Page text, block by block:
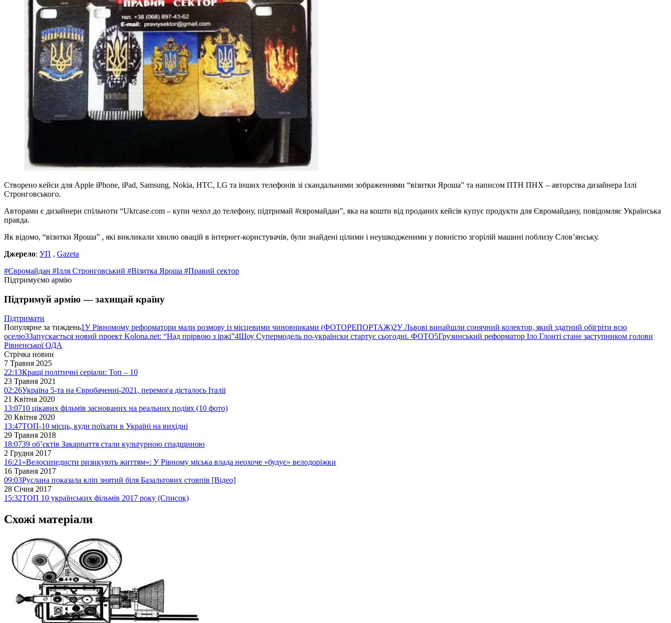
Створено кейси для Apple iPhone, iPad, Samsung, Nokia, HTC, LG та інших телефонів зі скандальними зображеннями “візитки Яроша” та написом ПТН ПНХ – авторства дизайнера Іллі
Стронговського.
Авторами є дизайнери спільноти “Ukrcase.com – купи чехол до телефону, підтримай #євромайдан”, яка на кошти від проданих кейсів купує продукти для Євромайдану, повідомляє Українська
правда.
Як відомо, “візитки Яроша” , які викликали хвилю овацій в інтернет-користувачів, були знайдені цілими і неушкодженими у повністю згорілій машині поблизу Слов’янську.
Джерело: УП , Gazeta
#Євромайдан #Ілля Стронговський #Візитка Яроша #Правий сектор
Підтримуємо армію
Підтримуй армію — захищай країну
Підтримати
Популярне за тиждень1У Рівномому реформатори мали розмову із місцевими чиновниками (ФОТОРЕПОРТАЖ)2У Львові винайшли сонячний колектор, який здатний обігріти всю
оселю3Запускається новий проект Kolona.net: “Над прірвою з іржі”4Шоу Супермодель по-українски стартує сьогодні. ФОТО5Грузинський реформатор Іло Глонті стане заступником голови
Рівненської ОДА
Стрічка новин
7 Травня 2025
22:13Кращі політичні серіали: Топ – 10
23 Травня 2021
02:26Україна 5-та на Євробаченні-2021, перемога дісталось Італіі
21 Квітня 2020
13:0710 цікавих фільмів заснованих на реальних подіях (10 фото)
20 Квітня 2020
13:47ТОП-10 місць, куди поїхати в Україні на вихідні
29 Травня 2018
18:0739 об’єктів Закарпаття стали культурною спадщиною
2 Грудня 2017
16:21 «Велосипедисти ризикують життям»: У Рівному міська влада неохоче «будує» велодоріжки
16 Травня 2017
09:03Руслана показала кліп знятий біля Базальтових стовпів [Відео]
28 Січня 2017
15:32ТОП 10 українських фільмів 2017 року (Список)
Схожі матеріали